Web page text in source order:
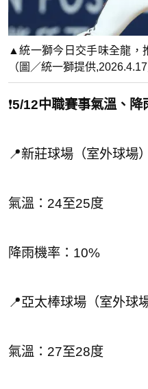
▲統一獅今日交手味全龍，
（圖／統一獅提供,2026.4.17
❗️5/12中職賽事氣溫、降
📍新莊球場（室外球場）
氣溫：24至25度
降雨機率：10%
📍亞太棒球場（室外球場
氣溫：27至28度